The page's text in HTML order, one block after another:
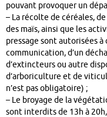
pouvant provoquer un
– La récolte de céréales,
des maïs, ainsi que les
pressage sont autorisées
communication, d’un
d’extincteurs ou autre
d’arboriculture et de
n’est pas obligatoire) ;
– Le broyage de la
sont interdits de 13h à